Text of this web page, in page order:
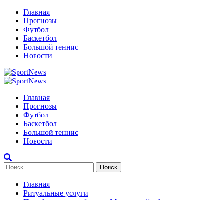
Перейти
содержимому
Главная
Прогнозы
Футбол
Баскетбол
Большой теннис
Новости
Primary
Главная
Прогнозы
Футбол
Баскетбол
Большой теннис
Новости
Найти:
Главная
Ритуальные услуги